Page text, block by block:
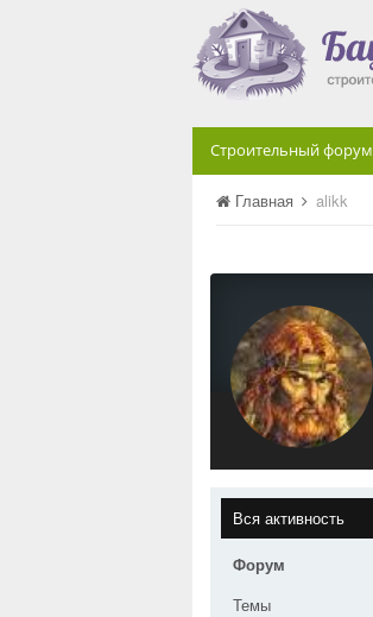
Строительный форум
Главная alikk
Вся активность
Форум
Темы